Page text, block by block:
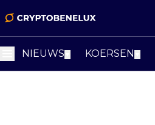
NIEUWS KOERSEN